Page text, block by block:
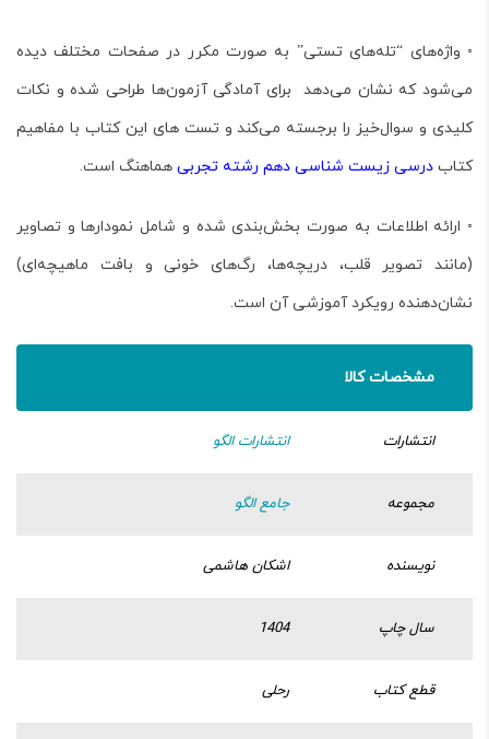
◦ واژه‌های “تله‌های تستی” به صورت مکرر در صفحات مختلف دیده
می‌شود که نشان می‌دهد برایآمادگی آزمون‌ها طراحی شده و نکات
کلیدی و سوال‌خیز را برجسته می‌کند و تست های این کتاب با مفاهیم
کتاب درسی زیست شناسی دهم رشته تجربی هماهنگ است.
◦ ارائه اطلاعات به صورت بخش‌بندی شده و شامل نمودارها و تصاویر
(مانند تصویر قلب، دریچه‌ها، رگ‌های خونی و بافت ماهیچه‌ای)
نشان‌دهنده رویکرد آموزشی آن است.
مشخصات کالا
انتشارات انتشارات الگو
مجموعه جامع الگو
نویسنده اشکان هاشمی
سال چاپ 1404
قطع کتاب رحلی